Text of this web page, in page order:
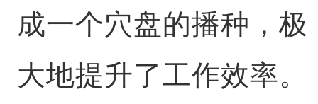
成一个穴盘的播种，极
大地提升了工作效率。